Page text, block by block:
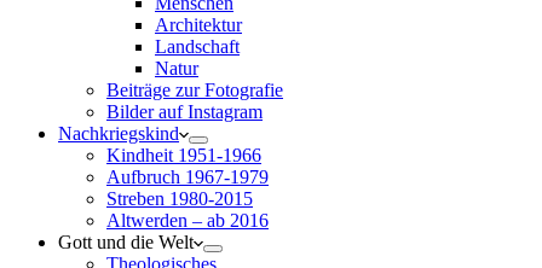
Architektur
Landschaft
Natur
Beiträge zur Fotografie
Bilder auf Instagram
Nachkriegskind
Kindheit 1951-1966
Aufbruch 1967-1979
Streben 1980-2015
Altwerden – ab 2016
Gott und die Welt
Theologisches